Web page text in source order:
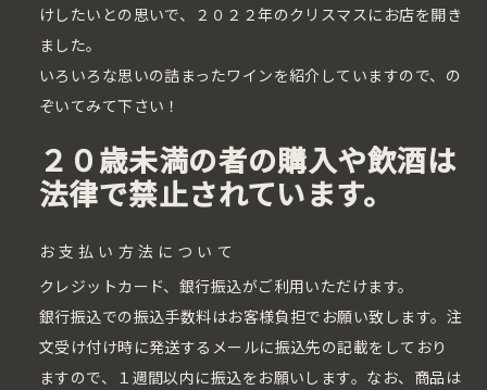
けしたいとの思いで、２０２２年のクリスマスにお店を開き
ました。
いろいろな思いの詰まったワインを紹介していますので、の
ぞいてみて下さい！
２０歳未満の者の購入や飲酒は
法律で禁止されています。
お支払い方法について
クレジットカード、銀行振込がご利用いただけます。
銀行振込での振込手数料はお客様負担でお願い致します。注
文受け付け時に発送するメールに振込先の記載をしており
ますので、１週間以内に振込をお願いします。なお、商品は